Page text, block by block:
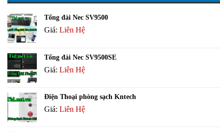
Tổng đài Nec SV9500
Giá: Liên Hệ
Tổng đài Nec SV9500SE
Giá: Liên Hệ
Điện Thoại phòng sạch Kntech
Giá: Liên Hệ